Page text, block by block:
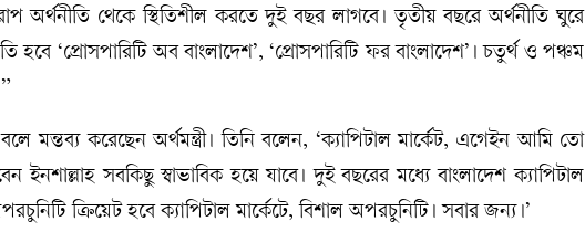
অর্থনীতি থেকে স্থিতিশীল করতে দুই বছর লাগবে। তৃতীয় বছরে অর্থনীতি ঘুরে
হবে ‘প্রোসপারিটি অব বাংলাদেশ’, ‘প্রোসপারিটি ফর বাংলাদেশ’। চতুর্থ ও পঞ্চম
মন্তব্য করেছেন অর্থমন্ত্রী। তিনি বলেন, ‘ক্যাপিটাল মার্কেট, এগেইন আমি তো
সবকিছু স্বাভাবিক হয়ে যাবে। দুই বছরের মধ্যে বাংলাদেশ ক্যাপিটাল
ক্রিয়েট হবে ক্যাপিটাল মার্কেটে, বিশাল অপরচুনিটি। সবার জন্য।’